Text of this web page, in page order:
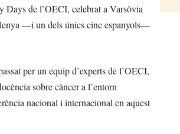
de l’OECI, celebrat a Varsòvia
—i un dels únics cinc espanyols—
per un equip d’experts de l’OECI,
sobre càncer a l’entorn
nacional i internacional en aquest